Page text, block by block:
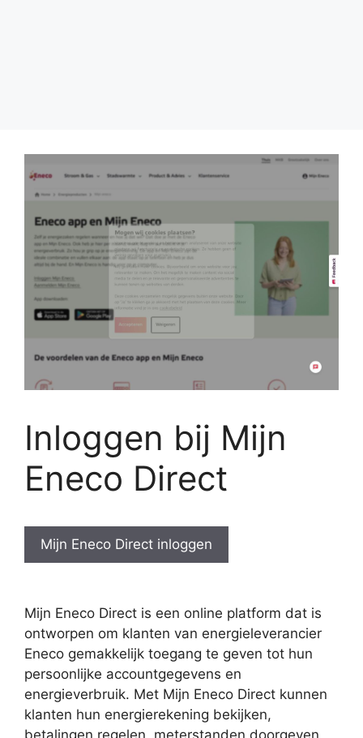
Inloggen bij Mijn
Eneco Direct
Mijn Eneco Direct inloggen
Mijn Eneco Direct is een online platform dat is
ontworpen om klanten van energieleverancier
Eneco gemakkelijk toegang te geven tot hun
persoonlijke accountgegevens en
energieverbruik. Met Mijn Eneco Direct kunnen
klanten hun energierekening bekijken,